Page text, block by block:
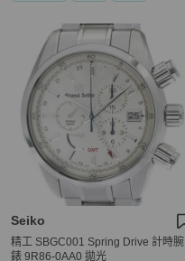
Seiko
精工 SBGC001 Spring Drive 計時腕
錶 9R86-0AA0 拋光